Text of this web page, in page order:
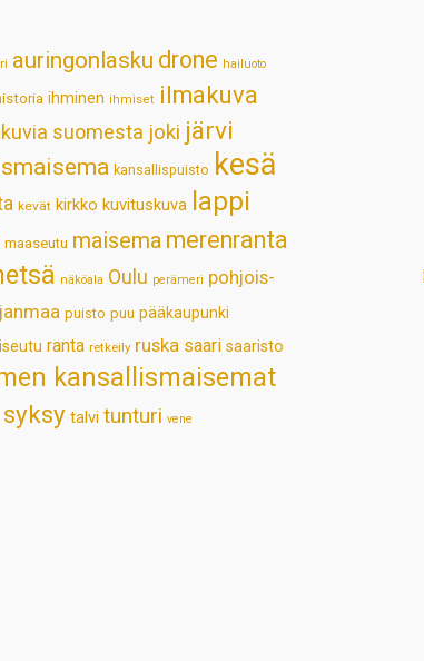
auringonlasku drone hailuoto
ihminen ihmiset ilmakuva
suomesta joki järvi
kansallispuisto kesä
kevät kirkko kuvituskuva lappi
maaseutu maisema merenranta
näköala Oulu perämeri pohjois-
puisto puu pääkaupunki
ranta retkeily ruska saari saaristo
kansallismaisemat
syksy talvi tunturi vene